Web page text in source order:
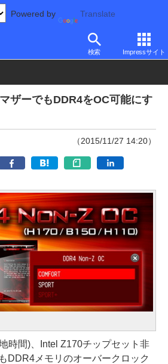
Powered by Translate
検索 Impressサイト
マザーボード
ザーでもDDR4をOC可能にす
（2015/11/27 14:20）
時間)、Intel Z170チップセット非
DDR4メモリのオーバークロック